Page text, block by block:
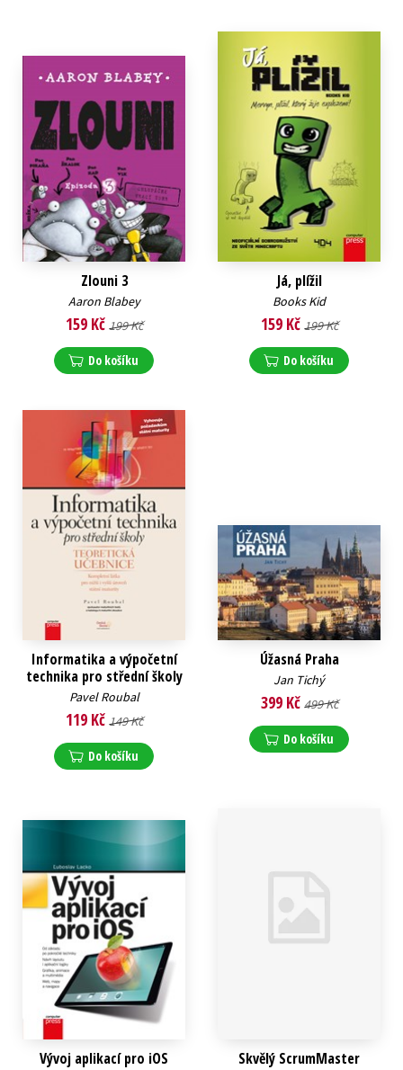
Zlouni 3
Aaron Blabey
159 Kč 199 Kč
Do košíku
Já, plížil
Books Kid
159 Kč 199 Kč
Do košíku
Informatika a výpočetní
technika pro střední školy
Pavel Roubal
119 Kč 149 Kč
Do košíku
Úžasná Praha
Jan Tichý
399 Kč 499 Kč
Do košíku
Vývoj aplikací pro iOS Skvělý ScrumMaster